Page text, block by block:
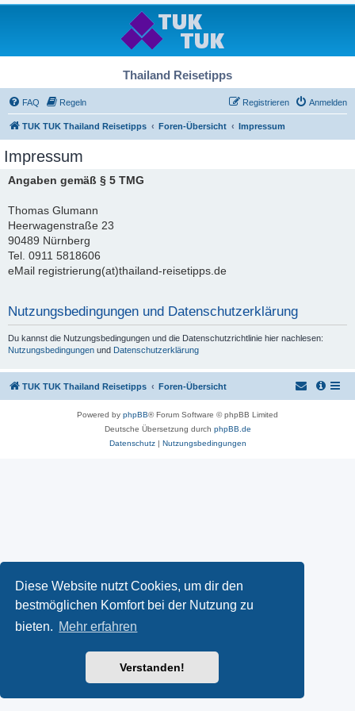
Diese Website nutzt Cookies, um dir den
bestmöglichen Komfort bei der Nutzung zu
bieten. Mehr erfahren
Verstanden!
Thailand Reisetipps
FAQ Regeln Anmelden
Registrieren
TUK TUK Thailand Reisetipps Foren-Übersicht Impressum
Impressum
Angaben gemäß § 5 TMG
Thomas Glumann
Heerwagenstraße 23
90489 Nürnberg
Tel. 0911 5818606
eMail registrierung(at)thailand-reisetipps.de
Nutzungsbedingungen und Datenschutzerklärung
Du kannst die Nutzungsbedingungen und die Datenschutzrichtlinie hier nachlesen:
Nutzungsbedingungen und Datenschutzerklärung
TUK TUK Thailand Reisetipps Foren-Übersicht
Powered by phpBB® Forum Software © phpBB Limited
Deutsche Übersetzung durch phpBB.de
Datenschutz| Nutzungsbedingungen